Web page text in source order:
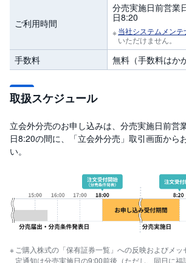
債
券
FX
お
ま
か
投
資
PICK
S
シ
ョ
先
物
ご利用時間
分売実施日前営業
日8:20
当社システムメンテ
いただけません。
手数料 無料（手数料はか
取扱スケジュール
立会外分売のお申し込みは、分売実施日前営
日8:20の間に、「立会外分売」取引画面から
い。
ご購入株式の「保有証券一覧」への反映およびメ
定通知は分売実施日の9:00前後（ただし、同日に福